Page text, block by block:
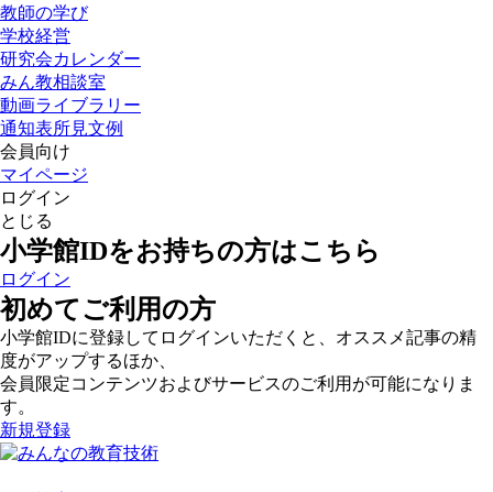
教師の学び
学校経営
研究会カレンダー
みん教相談室
動画ライブラリー
通知表所見文例
会員向け
マイページ
ログイン
とじる
小学館IDをお持ちの方はこちら
ログイン
初めてご利用の方
小学館IDに登録してログインいただくと、オススメ記事の精
度がアップするほか、
会員限定コンテンツおよびサービスのご利用が可能になりま
す。
新規登録